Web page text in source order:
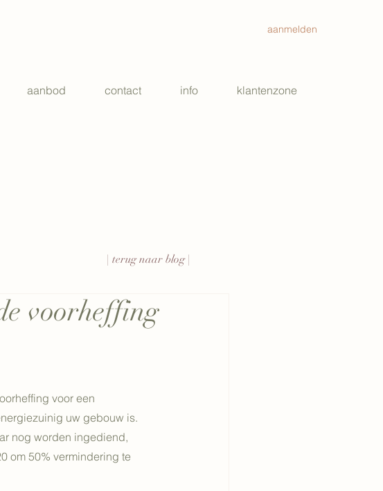
aanmelden
aanbod contact info klantenzone
| terug naar blog |
voorheffing
voor een
uw gebouw is.
nog worden ingediend,
om 50% vermindering te